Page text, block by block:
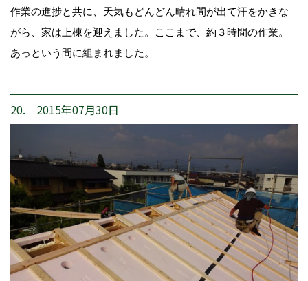
作業の進捗と共に、天気もどんどん晴れ間が出て汗をかきな
がら、家は上棟を迎えました。ここまで、約３時間の作業。
あっという間に組まれました。
20. 2015年07月30日